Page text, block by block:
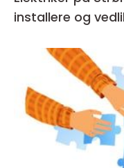
installere og